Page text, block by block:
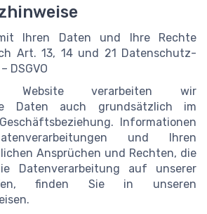
Ihren Daten und Ihre Rechte
Art. 13, 14 und 21 Datenschutz-
DSGVO
Website verarbeiten wir
Daten auch grundsätzlich im
Informationen
und Ihren
Ansprüchen und Rechten, die
Datenverarbeitung auf unserer
finden Sie in unseren